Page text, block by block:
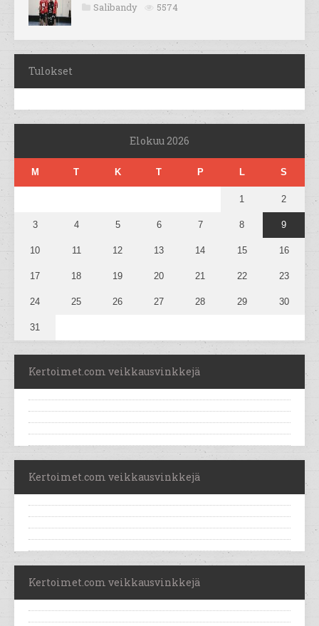
Salibandy 5574
Tulokset
Elokuu 2026
M T K T P L S
1 2
3 4 5 6 7 8 9
10 11 12 13 14 15 16
17 18 19 20 21 22 23
24 25 26 27 28 29 30
31
Kertoimet.com veikkausvinkkejä
Kertoimet.com veikkausvinkkejä
Kertoimet.com veikkausvinkkejä